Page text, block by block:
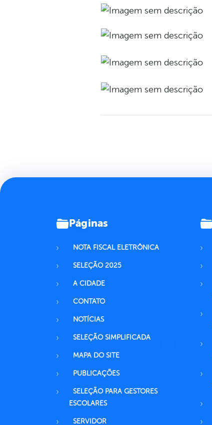
Páginas
NOTA FISCAL ELETRÔNICA
SELEÇÃO 2025
A CIDADE
CONTATO
NOTÍCIAS
SELEÇÃO SIMPLIFICADA
MAPA DO SITE
PUBLICAÇÕES
SELEÇÃO PARA GESTORES
ESCOLARES
SERVIDOR